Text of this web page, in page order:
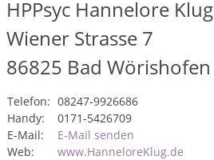
HPPsyc Hannelore Klug
Wiener Strasse 7
86825 Bad Wörishofen
Telefon: 08247-9926686
Handy:
0171-5426709
E-Mail:
E-Mail senden
Web:
www.HanneloreKlug.de